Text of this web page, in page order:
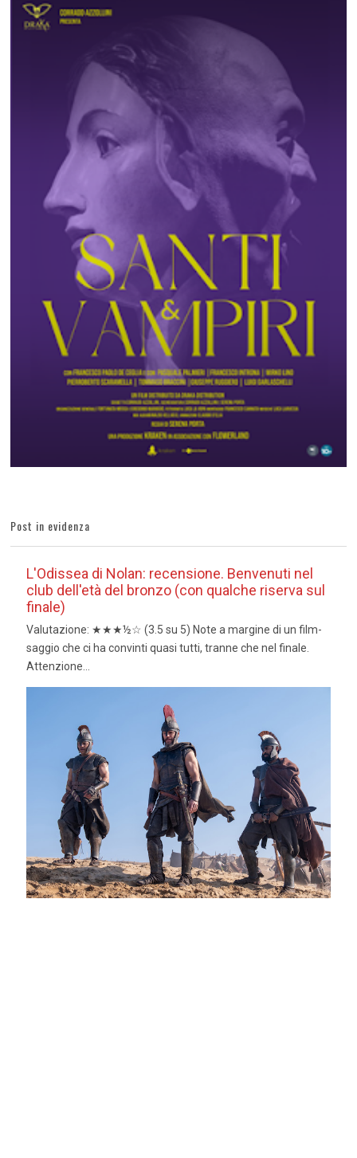
Post in evidenza
L'Odissea di Nolan: recensione. Benvenuti nel
club dell'età del bronzo (con qualche riserva sul
finale)
Valutazione: ★★★½☆ (3.5 su 5) Note a margine di un film-
saggio che ci ha convinti quasi tutti, tranne che nel finale.
Attenzione...